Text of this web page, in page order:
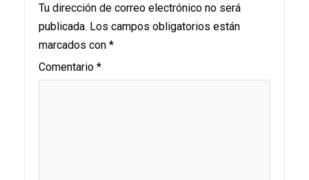
Tu dirección de correo electrónico no será
publicada. Los campos obligatorios están
marcados con *
Comentario *